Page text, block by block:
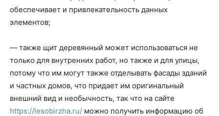
обеспечивает и привлекательность данных
элементов;
— также щит деревянный может использоваться не
только для внутренних работ, но также и для улицы,
потому что им могут также отделывать фасады зданий
и частных домов, что придает им оригинальный
внешний вид и необычность, так что на сайте
https://lesobirzha.ru/ можно получить информацию об